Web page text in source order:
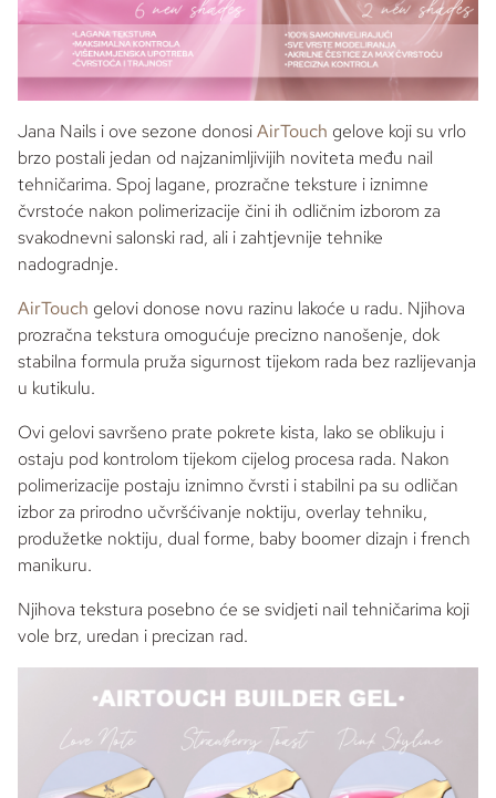
Jana Nails i ove sezone donosiAirTouch gelove koji su vrlo
brzo postali jedan od najzanimljivijih noviteta među nail
tehničarima. Spoj lagane, prozračne teksture i iznimne
čvrstoće nakon polimerizacije čini ih odličnim izborom za
svakodnevni salonski rad, ali i zahtjevnije tehnike
nadogradnje.
AirTouch gelovi donose novu razinu lakoće u radu. Njihova
prozračna tekstura omogućuje precizno nanošenje, dok
stabilna formula pruža sigurnost tijekom rada bez razlijevanja
u kutikulu.
Ovi gelovi savršeno prate pokrete kista, lako se oblikuju i
ostaju pod kontrolom tijekom cijelog procesa rada. Nakon
polimerizacije postaju iznimno čvrsti i stabilni pa su odličan
izbor za prirodno učvršćivanje noktiju, overlaytehniku,
produžetke noktiju, dual forme, baby boomer dizajn ifrench
manikuru.
Njihova tekstura posebno će se svidjeti nail tehničarima koji
vole brz, uredan i precizan rad.